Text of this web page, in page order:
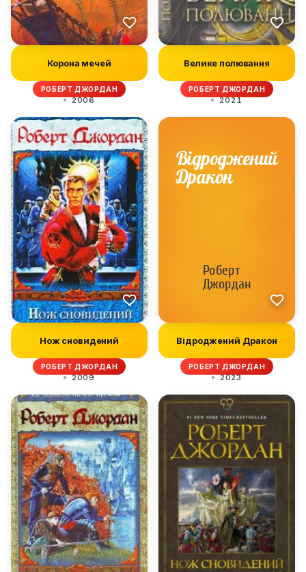
Корона мечей
РОБЕРТ ДЖОРДАН
2006
Велике полювання
РОБЕРТ ДЖОРДАН
2021
Нож сновидений
РОБЕРТ ДЖОРДАН
2009
Відроджений Дракон
РОБЕРТ ДЖОРДАН
2023